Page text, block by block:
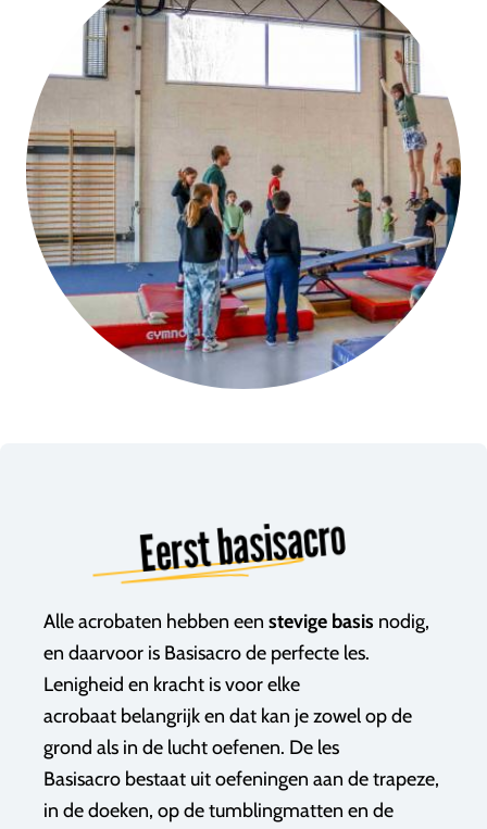
Eerst basisacro
Alle acrobaten hebben een stevige basis nodig,
en daarvoor is Basisacro de perfecte les.
Lenigheid en kracht is voor elke
acrobaat belangrijk en dat kan je zowel op de
grond als in de lucht oefenen. De les
Basisacro bestaat uit oefeningen aan de trapeze,
in de doeken, op de tumblingmatten en de